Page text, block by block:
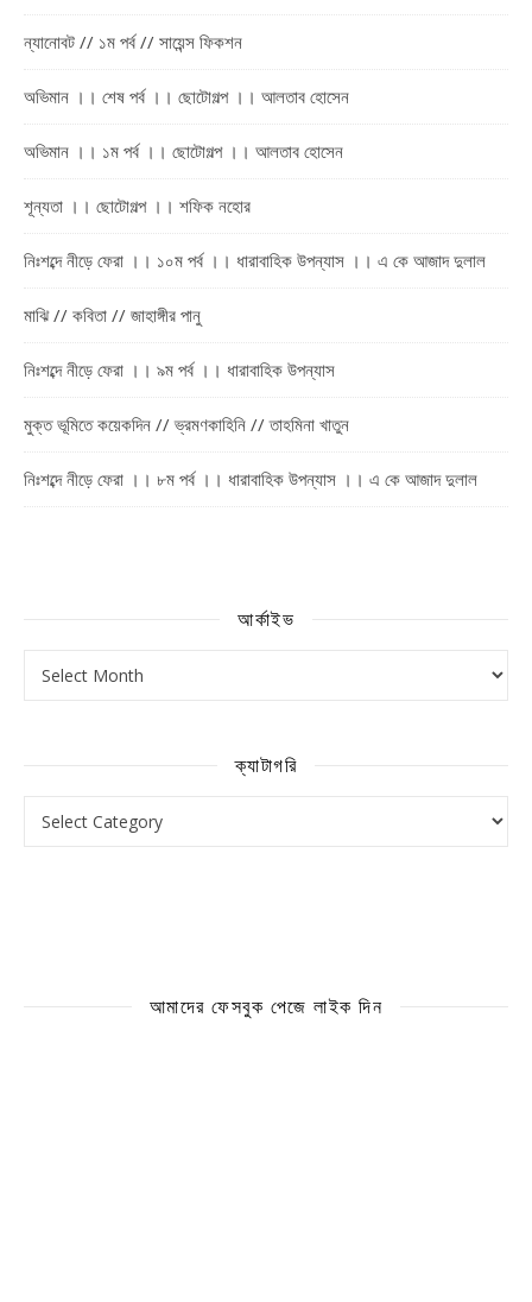
ন্যানোবট // ১ম পর্ব // সায়েন্স ফিকশন
অভিমান ।। শেষ পর্ব ।। ছোটোগল্প ।। আলতাব হোসেন
অভিমান ।। ১ম পর্ব ।। ছোটোগল্প ।। আলতাব হোসেন
শূন্যতা ।। ছোটোগল্প ।। শফিক নহোর
নিঃশব্দে নীড়ে ফেরা ।। ১০ম পর্ব ।। ধারাবাহিক উপন্যাস ।। এ কে আজাদ দুলাল
মাঝি // কবিতা // জাহাঙ্গীর পানু
নিঃশব্দে নীড়ে ফেরা ।। ৯ম পর্ব ।। ধারাবাহিক উপন্যাস
মুক্ত ভূমিতে কয়েকদিন // ভ্রমণকাহিনি // তাহমিনা খাতুন
নিঃশব্দে নীড়ে ফেরা ।। ৮ম পর্ব ।। ধারাবাহিক উপন্যাস ।। এ কে আজাদ দুলাল
আর্কাইভ
ক্যাটাগরি
আমাদের ফেসবুক পেজে লাইক দিন